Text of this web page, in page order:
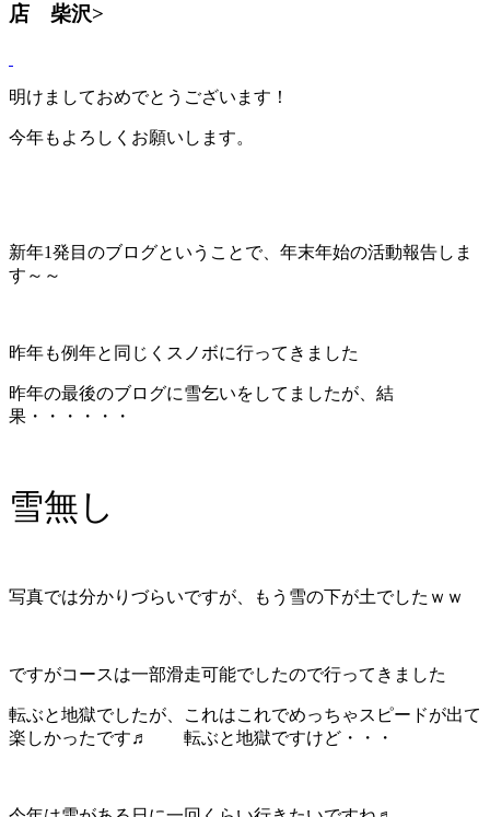
店 柴沢>
明けましておめでとうございます！
今年もよろしくお願いします。
新年1発目のブログということで、年末年始の活動報告しま
す～～
昨年も例年と同じくスノボに行ってきました
昨年の最後のブログに雪乞いをしてましたが、結
果・・・・・・
雪無し
写真では分かりづらいですが、もう雪の下が土でしたｗｗ
ですがコースは一部滑走可能でしたので行ってきました
転ぶと地獄でしたが、これはこれでめっちゃスピードが出て
楽しかったです♬ 転ぶと地獄ですけど・・・